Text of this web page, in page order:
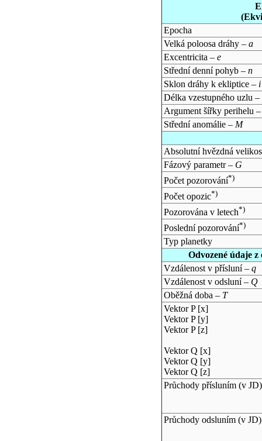
Epocha
Velká poloosa dráhy – a
Excentricita – e
Střední denní pohyb – n
Sklon dráhy k ekliptice – i
Délka vzestupného uzlu –
Argument šířky perihelu
Střední anomálie – M
Absolutní hvězdná
Fázový parametr – G
Počet pozorování*)
Počet opozic*)
Pozorována v letech*)
Poslední pozorování*)
Typ planetky
Odvozené údaje
Vzdálenost v přísluní – q
Vzdálenost v odsluní – Q
Oběžná doba – T
Vektor P [x]
Vektor P [y]
Vektor P [z]
Vektor Q [x]
Vektor Q [y]
Vektor Q [z]
Průchody přísluním (v JD)
Průchody odsluním (v JD)